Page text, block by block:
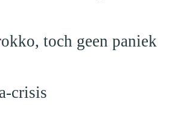
toch geen paniek
crisis